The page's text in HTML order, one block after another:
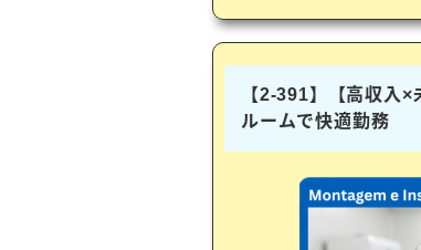
【2-391】【高収入
ルームで快適勤務